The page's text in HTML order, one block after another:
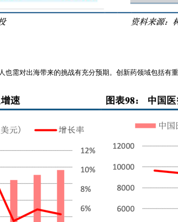
需对出海带来的挑战有充分预期。创新药领域包括有